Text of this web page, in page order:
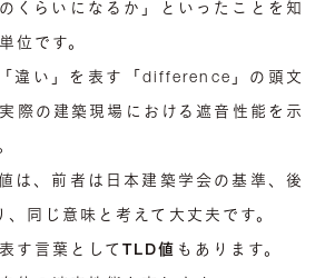
くらいになるか」といったことを知
位です。
違い」を表す「difference」の頭文
際の建築現場における遮音性能を示
は、前者は日本建築学会の基準、後
同じ意味と考えて大丈夫です。
す言葉としてTLD値 もあります。